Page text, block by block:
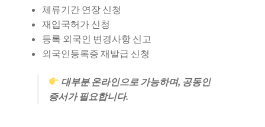
체류기간 연장 신청
재입국허가 신청
등록 외국인 변경사항 신고
외국인등록증 재발급 신청
대부분 온라인으로 가능하며, 공동인
증서가 필요합니다.